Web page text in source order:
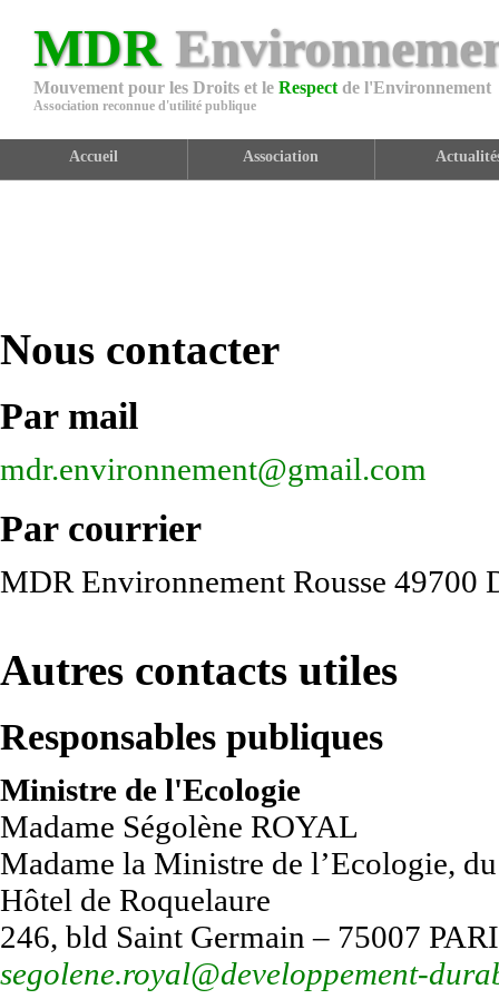
MDR
Mouvement pour les Droits et le Respect de l'Environnement
Association reconnue d'utilité publique
Accueil Association
Nous contacter
Par mail
mdr.environnement@gmail.com
Par courrier
MDR Environnement Rousse 49700
Autres contacts utiles
Responsables publiques
Ministre de l'Ecologie
Madame Ségolène ROYAL
Madame la Ministre de l’Ecologie,
Hôtel de Roquelaure
246, bld Saint Germain – 75007
segolene.royal@developpement-